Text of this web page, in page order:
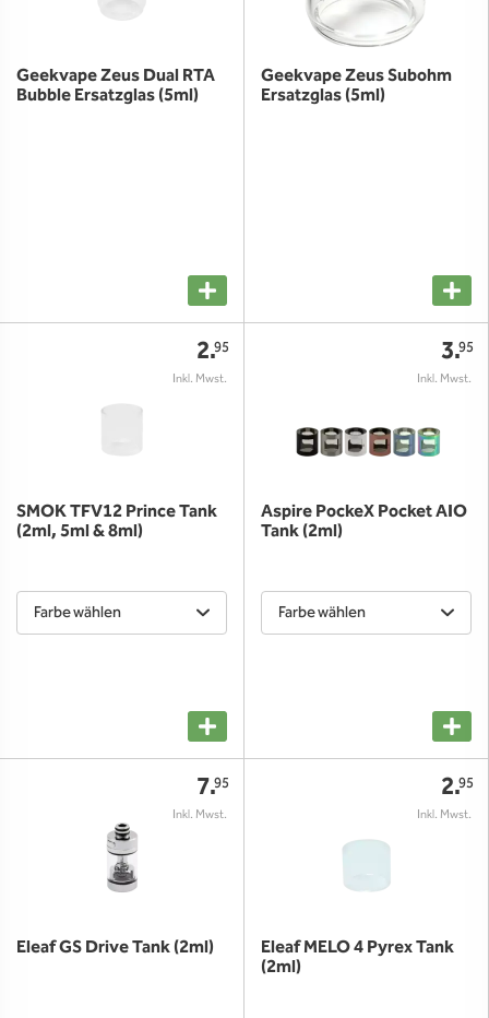
Geekvape Zeus Dual RTA
Bubble Ersatzglas (5ml)
Geekvape Zeus Subohm
Ersatzglas (5ml)
2.95
SMOK TFV12 Prince Tank
(2ml, 5ml & 8ml)
Farbe wählen
3.95
Aspire PockeX Pocket AIO
Tank (2ml)
Farbe wählen
7.95
Eleaf GS Drive Tank (2ml)
2.95
Eleaf MELO 4 Pyrex Tank
(2ml)